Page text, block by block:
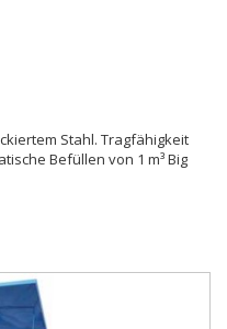
Stahl. Tragfähigkeit
Befüllen von 1 m³ Big